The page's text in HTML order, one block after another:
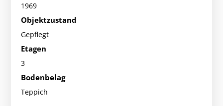
1969
Objektzustand
Gepflegt
Etagen
3
Bodenbelag
Teppich